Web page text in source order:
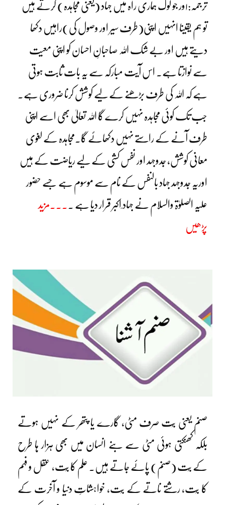
ترجمہ:۱ور جو لوگ ہماری راہ میں جہاد (یعنی مجاہدہ) کرتے ہیں
تو ہم یقینا انہیں اپنی(طرف سیر اور وصول کی)راہیں دکھا
دیتے ہیں اور بے شک اللہ صاحبانِ احسان کو اپنی معیت
سے نوازتا ہے۔ اس آیت مبارکہ سے یہ بات ثابت ہوتی
ہے کہ اللہ کی طرف بڑھنے کے لیے کوشش کرنا ضروری ہے۔
جب تک کوئی مجاہدہ نہیں کرے گا اللہ تعالیٰ بھی اسے اپنی
طرف آنے کے راستے نہیں دکھائے گا۔مجاہدہ کے لغوی
معانی کوشش، جدوجہد اور نفس کشی کے لیے ریاضت کے ہیں
اوریہ جدوجہد جہاد بالنفس کے نام سے موسوم ہے جسے حضور
علیہ الصلوٰۃ والسلام نے جہاد ِاکبر قرار دیا ہے ۔ ۔۔۔مزید
پڑھیں
صنم یعنی بُت صرف مٹی، گارے یا پتھر کے نہیں ہوتے
بلکہ کھنکتی ہوئی مٹی سے بنے انسان میں بھی ہزار ہا طرح
کے بُت (صنم) پائے جاتے ہیں۔ علم کا بُت، عقل و فہم
کا بُت، رشتے ناتے کے بُت، خواہشاتِ دنیا و آخرت کے